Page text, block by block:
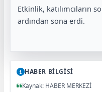
Etkinlik, katılımcıların
ardından sona erdi.
HABER BİLGİSİ
Kaynak: HABER MERKEZİ